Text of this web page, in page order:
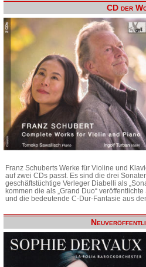
CD der
Franz Schuberts Werke für Violine und
auf zwei CDs passt. Es sind die drei
geschäftstüchtige Verleger Diabelli als
kommen die als „Grand Duo“
und die bedeutende C-Dur-Fantasie aus